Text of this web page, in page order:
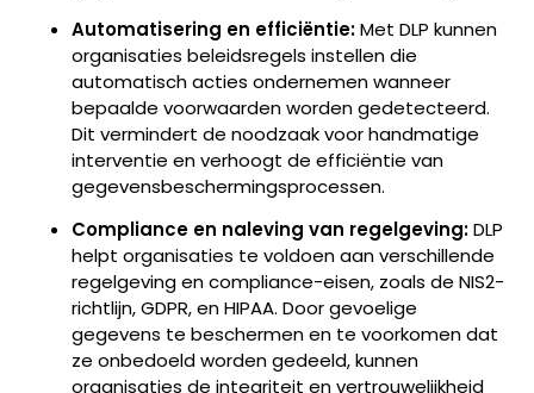
Automatisering en efficiëntie:Met DLP kunnen
organisaties beleidsregels instellen die
automatisch acties ondernemen wanneer
bepaalde voorwaarden worden gedetecteerd.
Dit vermindert de noodzaak voor handmatige
interventie en verhoogt de efficiëntie van
gegevensbeschermingsprocessen.
Compliance en naleving van regelgeving:DLP
helpt organisaties te voldoen aan verschillende
regelgeving en compliance-eisen, zoals de NIS2-
richtlijn, GDPR, en HIPAA. Door gevoelige
gegevens te beschermen en te voorkomen dat
ze onbedoeld worden gedeeld, kunnen
organisaties de integriteit en vertrouwelijkheid